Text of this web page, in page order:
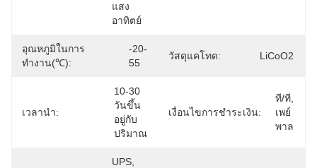
แสง
อาทิตย์
อุณหภูมิในการ
ทำงาน(℃):
-20-
55
วัสดุแคโทด: LiCoO2
เวลานำ:
10-30
วันขึ้น
อยู่กับ
ปริมาณ
เงื่อนไขการชำระเงิน:
ที/ที,
เพย์
พาล
UPS,